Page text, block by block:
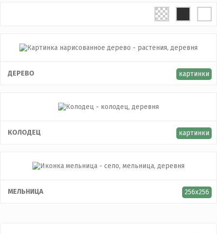
Фото без фона
ДЕРЕВО картинки
КОЛОДЕЦ картинки
МЕЛЬНИЦА 256x256